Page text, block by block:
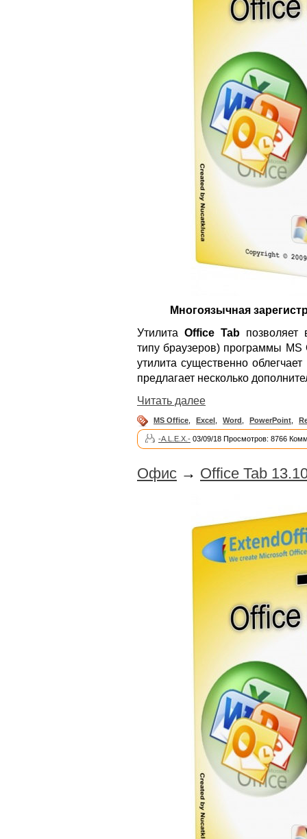
Многоязычная
Утилита Office Tab позволяет
типу браузеров) программы MS
утилита существенно
предлагает несколько
Читать далее
MS Office Excel Word PowerPoint
-A.L.E.X.- 03/09/18 Просмотров: 8766
Офис → Office Tab